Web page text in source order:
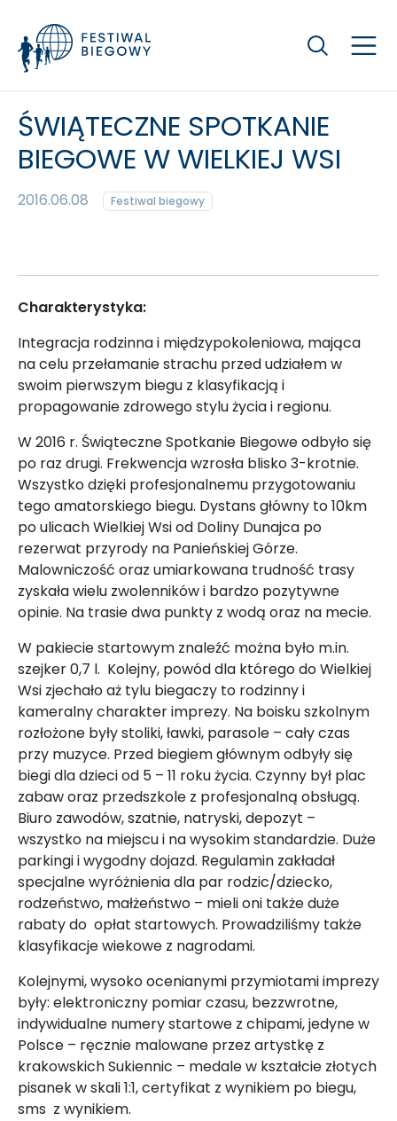
Szukaj
ŚWIĄTECZNE SPOTKANIE
BIEGOWE W WIELKIEJ WSI
2016.06.08 Festiwal biegowy
Charakterystyka:
Integracja rodzinna i międzypokoleniowa, mająca
na celu przełamanie strachu przed udziałem w
swoim pierwszym biegu z klasyfikacją i
propagowanie zdrowego stylu życia i regionu.
W 2016 r. Świąteczne Spotkanie Biegowe odbyło się
po raz drugi. Frekwencja wzrosła blisko 3-krotnie.
Wszystko dzięki profesjonalnemu przygotowaniu
tego amatorskiego biegu. Dystans główny to 10km
po ulicach Wielkiej Wsi od Doliny Dunajca po
rezerwat przyrody na Panieńskiej Górze.
Malowniczość oraz umiarkowana trudność trasy
zyskała wielu zwolenników i bardzo pozytywne
opinie. Na trasie dwa punkty z wodą oraz na mecie.
W pakiecie startowym znaleźć można było m.in.
szejker 0,7 l. Kolejny, powód dla którego do Wielkiej
Wsi zjechało aż tylu biegaczy to rodzinny i
kameralny charakter imprezy. Na boisku szkolnym
rozłożone były stoliki, ławki, parasole – cały czas
przy muzyce. Przed biegiem głównym odbyły się
biegi dla dzieci od 5 – 11 roku życia. Czynny był plac
zabaw oraz przedszkole z profesjonalną obsługą.
Biuro zawodów, szatnie, natryski, depozyt –
wszystko na miejscu i na wysokim standardzie. Duże
parkingi i wygodny dojazd. Regulamin zakładał
specjalne wyróżnienia dla par rodzic/dziecko,
rodzeństwo, małżeństwo – mieli oni także duże
rabaty do opłat startowych. Prowadziliśmy także
klasyfikacje wiekowe z nagrodami.
Kolejnymi, wysoko ocenianymi przymiotami imprezy
były: elektroniczny pomiar czasu, bezzwrotne,
indywidualne numery startowe z chipami, jedyne w
Polsce – ręcznie malowane przez artystkę z
krakowskich Sukiennic – medale w kształcie złotych
pisanek w skali 1:1, certyfikat z wynikiem po biegu,
sms z wynikiem.